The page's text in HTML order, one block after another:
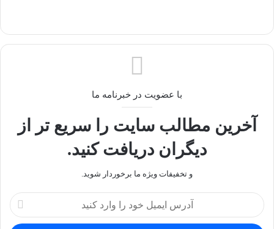
با عضویت در خبرنامه ما
آخرین مطالب سایت را سریع تر از
دیگران دریافت کنید.
و تخفیفات ویژه ما برخوردار شوید.
آدرس
ایمیل
خود